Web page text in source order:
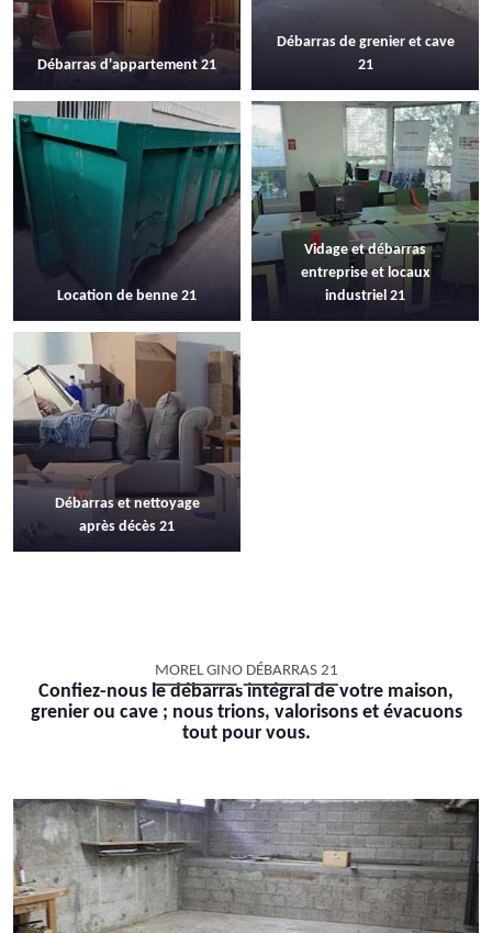
Débarras d'appartement 21
Débarras de grenier et cave
21
Location de benne 21
Vidage et débarras
entreprise et locaux
industriel 21
Débarras et nettoyage
après décès 21
MOREL GINO DÉBARRAS 21
Confiez-nous le débarras intégral de votre maison,
grenier ou cave ; nous trions, valorisons et évacuons
tout pour vous.